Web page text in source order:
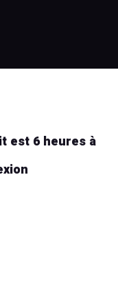
6 heures à